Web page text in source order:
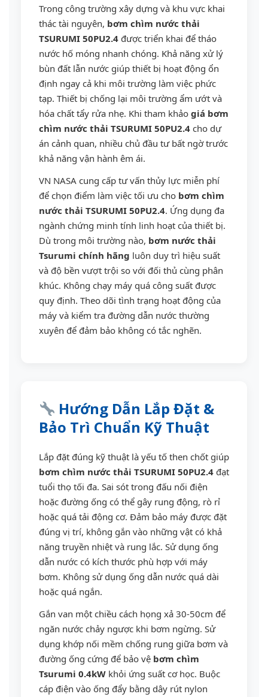
Trong công trường xây dựng và khu vực khai
thác tài nguyên, bơm chìm nước thải
TSURUMI 50PU2.4 được triển khai để tháo
nước hố móng nhanh chóng. Khả năng xử lý
bùn đất lẫn nước giúp thiết bị hoạt động ổn
định ngay cả khi môi trường làm việc phức
tạp. Thiết bị chống lại môi trường ẩm ướt và
hóa chất tẩy rửa nhẹ. Khi tham khảo giá bơm
chìm nước thải TSURUMI 50PU2.4 cho dự
án cảnh quan, nhiều chủ đầu tư bất ngờ trước
khả năng vận hành êm ái.
VN NASA cung cấp tư vấn thủy lực miễn phí
để chọn điểm làm việc tối ưu cho bơm chìm
nước thải TSURUMI 50PU2.4. Ứng dụng đa
ngành chứng minh tính linh hoạt của thiết bị.
Dù trong môi trường nào, bơm nước thải
Tsurumi chính hãng luôn duy trì hiệu suất
và độ bền vượt trội so với đối thủ cùng phân
khúc. Không chạy máy quá công suất được
quy định. Theo dõi tình trạng hoạt động của
máy và kiểm tra đường dẫn nước thường
xuyên để đảm bảo không có tắc nghẽn.
Hướng Dẫn Lắp Đặt &
Bảo Trì Chuẩn Kỹ Thuật
Lắp đặt đúng kỹ thuật là yếu tố then chốt giúp
bơm chìm nước thải TSURUMI 50PU2.4 đạt
tuổi thọ tối đa. Sai sót trong đấu nối điện
hoặc đường ống có thể gây rung động, rò rỉ
hoặc quá tải động cơ. Đảm bảo máy được đặt
đúng vị trí, không gắn vào những vật có khả
năng truyền nhiệt và rung lắc. Sử dụng ống
dẫn nước có kích thước phù hợp với máy
bơm. Không sử dụng ống dẫn nước quá dài
hoặc quá ngắn.
Gắn van một chiều cách họng xả 30-50cm để
ngăn nước chảy ngược khi bơm ngừng. Sử
dụng khớp nối mềm chống rung giữa bơm và
đường ống cứng để bảo vệ bơm chìm
Tsurumi 0.4kW khỏi ứng suất cơ học. Buộc
cáp điện vào ống đẩy bằng dây rút nylon